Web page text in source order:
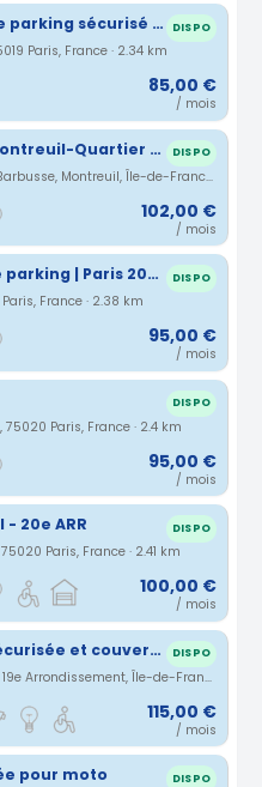
Grande place de parking sécurisé avec borne de recharge DISPO
Paris, France · 2.34 km
85,00 €
/ mois
Place parking Montreuil-Quartier Barbusse DISPO
136 Boulevard Henri Barbusse, Montreuil, Île-de-France, France · 2.37 km
102,00 €
/ mois
Double place de parking | Paris 20e (Gambetta / Porte de Bagnolet) DISPO
France · 2.38 km
95,00 €
/ mois
DISPO
75020 Paris, France · 2.4 km
95,00 €
/ mois
20e ARR DISPO
Paris, France · 2.41 km
100,00 €
/ mois
Place parking sécurisée et couverte proche Porte de la Villette DISPO
3 Quai de l'Oise, Paris 19e Arrondissement, Île-de-France, France · 2.41 km
115,00 €
/ mois
pour moto DISPO